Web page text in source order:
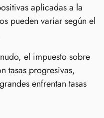
aplicadas a la
pueden variar según el
el impuesto sobre
tasas progresivas,
enfrentan tasas